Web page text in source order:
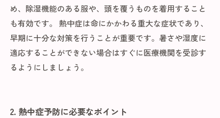
め、除湿機能のある服や、頭を覆うものを着用すること
も有効です。 熱中症は命にかかわる重大な症状であり、
早期に十分な対策を行うことが重要です。暑さや湿度に
適応することができない場合はすぐに医療機関を受診す
るようにしましょう。
2. 熱中症予防に必要なポイント